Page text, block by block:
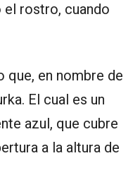
el rostro, cuando
que, en nombre de
El cual es un
azul, que cubre
a la altura de